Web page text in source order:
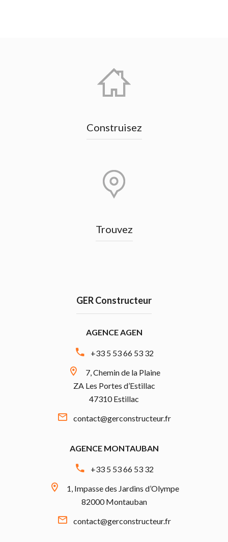
Construisez
Trouvez
GER Constructeur
AGENCE AGEN
+33 5 53 66 53 32
7, Chemin de la Plaine
ZA Les Portes d’Estillac
47310 Estillac
contact@gerconstructeur.fr
AGENCE MONTAUBAN
+33 5 53 66 53 32
1, Impasse des Jardins d’Olympe
82000 Montauban
contact@gerconstructeur.fr